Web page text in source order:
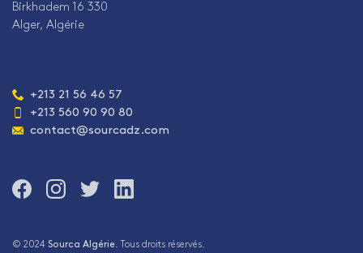
Birkhadem 16 330
Alger, Algérie
Téléphone
+213 21 56 46 57
+213 560 90 90 80
Adresse
:
contact@sourcadz.com
Rejoignez-
Facebook
Rejoignez-
Instagram
Rejoignez-
Twitter
Rejoignez-
LinkedIn
© 2024 Sourca Algérie. Tous droits réservés.